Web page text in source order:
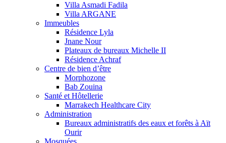
Villa Asmadi Fadila
Villa ARGANE
Immeubles
Résidence Lyla
Jnane Nour
Plateaux de bureaux Michelle II
Résidence Achraf
Centre de bien d’être
Morphozone
Bab Zouina
Santé et Hôtellerie
Marrakech Healthcare City
Administration
Bureaux administratifs des eaux et forêts à Aït
Ourir
Mosquées